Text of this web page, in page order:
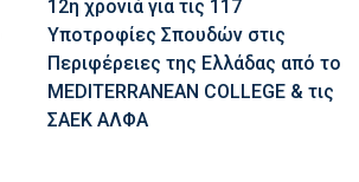
12η χρονιά για τις 117
Υποτροφίες Σπουδών στις
Περιφέρειες της Ελλάδας από το
MEDITERRANEAN COLLEGE & τις
ΣΑΕΚ ΑΛΦΑ